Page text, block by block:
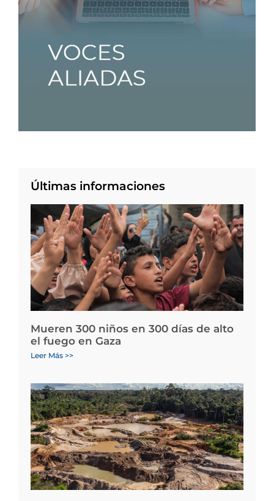
Últimas informaciones
Mueren 300 niños en 300 días de alto
el fuego en Gaza
Leer Más >>